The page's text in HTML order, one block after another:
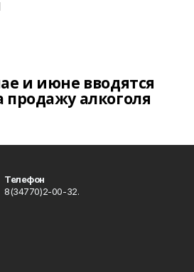
и июне вводятся
алкоголя
Телефон
8(34770)2-00-32.